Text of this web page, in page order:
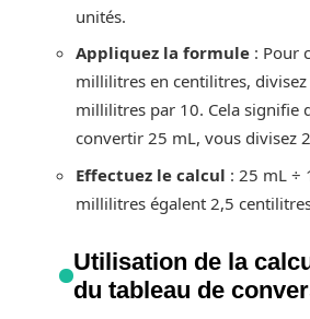
unités.
Appliquez la formule : Pour
millilitres en centilitres,
millilitres par 10. Cela signifie
convertir 25 mL, vous divisez
Effectuez le calcul : 25 mL ÷
millilitres égalent 2,5
Utilisation de la
du tableau de